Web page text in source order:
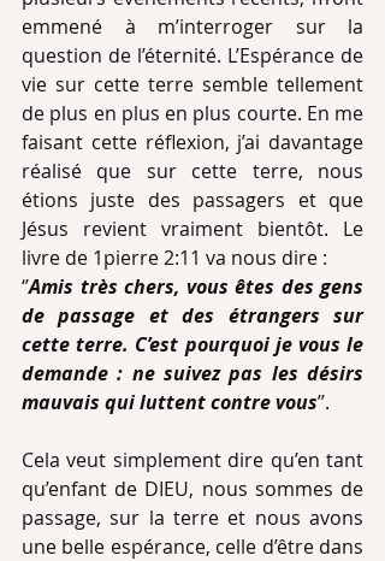
emmené à m’interroger sur la
question de l’éternité. L’Espérance de
vie sur cette terre semble tellement
de plus en plus en plus courte. En me
faisant cette réflexion, j’ai davantage
réalisé que sur cette terre, nous
étions juste des passagers et que
Jésus revient vraiment bientôt. Le
livre de 1pierre 2:11 va nous dire :
‘’Amis très chers, vous êtes des gens
de passage et des étrangers sur
cette terre. C’est pourquoi je vous le
demande : ne suivez pas les désirs
mauvais qui luttent contre vous’’.
Cela veut simplement dire qu’en tant
qu’enfant de DIEU, nous sommes de
passage, sur la terre et nous avons
une belle espérance, celle d’être dans